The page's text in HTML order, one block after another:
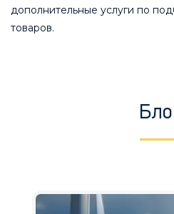
дополнительные услуги по
товаров.